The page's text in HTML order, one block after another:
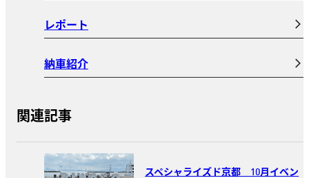
レポート
納車紹介
関連記事
スペシャライズド京都 10月イベン